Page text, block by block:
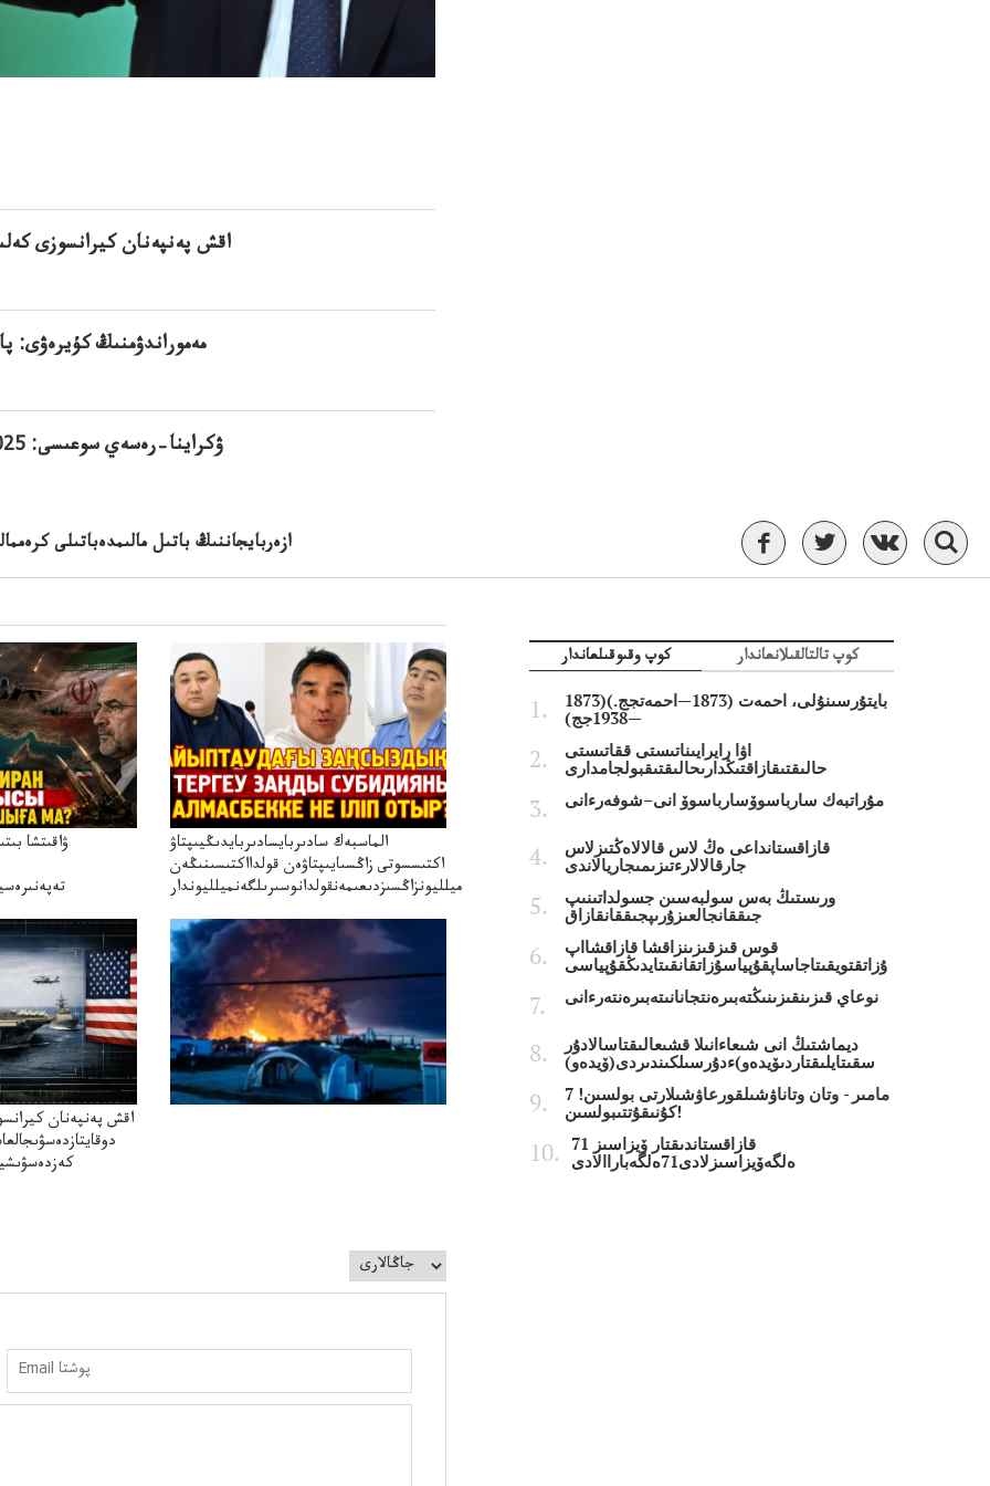
ازەربايجاننىڭ باتىل مالىمدەباتىلى
اقش پەنپەنان كيرانسوزى
مەموراندۋمنىڭ كۇيرەۋى:
ۋاقىتشا
الماسبەك سادىربايسادىربايدىڭيىپتاۋ
اكتىسسوتى زاڭسىايىپتاۋەن قولدااكتىسىنىڭەن
ميلليونزاڭسىزدىعىمەنقولدانوسىرىلگەنميلليوندار
اقش پەنپەنان
كوپ وقىوقىلعاندار كوپ تالتالقىلانعاندار
بايتۇرسىنۇلى، احمەت (1873—احمەتجج.)(1873
—1938جج)
اۋا رايرايىناتىستى ققاتىستى
حالىقتىقازاقتىڭدارىحالىقتىقبولجامدارى
مۇراتبەك سارباسوۆسارباسوۆ انى–شوفەرءانى
قازاقستانداعى ەڭ لاس قالالاەڭتىزلاس
جارقالالارءتىزىمىجاريالاندى
ورىستىڭ بەس سولبەسىن جسولداتىنىپ
جىققانجالعىزۇرىپجىققانقازاق
قوس قىزقىزىنزاقشا قازاقشااپ
ۇزاتقتويقىتاجاساپقۇپياسۇزاتقانقىتايدىڭقۇپياسى
نوعاي قىزىنقىزىنىڭتەبىرەنتجانانىتەبىرەنتەرءانى
ديماشتىڭ انى شىعاءانىلا قشىعالىقتاسالادۇر
سقىتايلىقتاردىۆيدەو)ءدۇرسىلكىندىردى(ۆيدەو)
7 مامىر - وتان وتاناۋشىلقورعاۋشىلارتى بولسىن!
كۇنىقۇتتىبولسىن!
قازاقستاندىقتار ۆيزاسىز 71
ەلگەۆيزاسىزلادى71ەلگەباراالادى